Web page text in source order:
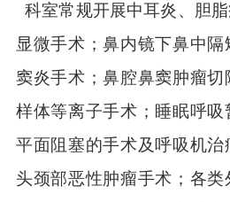
科室常规开展中耳炎、胆
显微手术；鼻内镜下鼻中
窦炎手术；鼻腔鼻窦肿瘤
样体等离子手术；睡眠呼吸
平面阻塞的手术及呼吸机
头颈部恶性肿瘤手术；各